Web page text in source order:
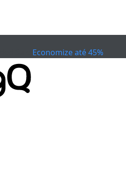
Economize até 45%